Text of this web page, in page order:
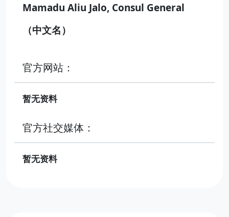
Mamadu Aliu Jalo, Consul General
（中文名）
官方网站：
暂无资料
官方社交媒体：
暂无资料